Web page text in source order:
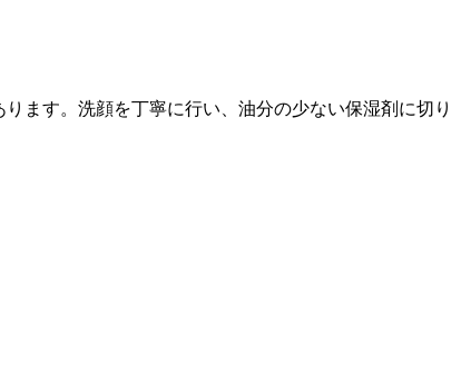
ます。洗顔を丁寧に行い、油分の少ない保湿剤に切り